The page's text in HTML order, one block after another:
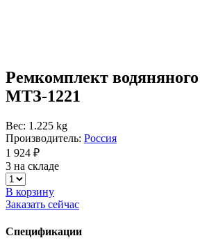
Ремкомплект водяняного
МТЗ-1221
Вес: 1.225 kg
Производитель: Россия
1 924 ₽
3 на складе
В корзину
Заказать сейчас
Спецификации